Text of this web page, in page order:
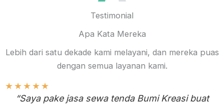
Testimonial
Apa Kata Mereka
Lebih dari satu dekade kami melayani, dan mereka puas
dengan semua layanan kami.
★★★★★
“Saya pake jasa sewa tenda Bumi Kreasi buat